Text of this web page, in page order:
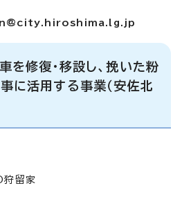
を修復・移設し、挽いた粉
に活用する事業（安佐北
狩留家